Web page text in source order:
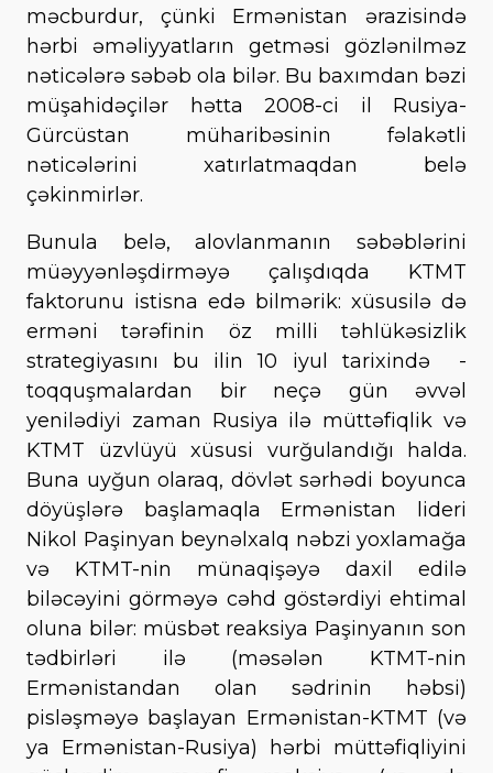
məcburdur, çünki Ermənistan ərazisində
hərbi əməliyyatların getməsi gözlənilməz
nəticələrə səbəb ola bilər. Bu baxımdan bəzi
müşahidəçilər hətta 2008-ci il Rusiya-
Gürcüstan müharibəsinin fəlakətli
nəticələrini xatırlatmaqdan belə
çəkinmirlər.
Bunula belə, alovlanmanın səbəblərini
müəyyənləşdirməyə çalışdıqda KTMT
faktorunu istisna edə bilmərik: xüsusilə də
erməni tərəfinin öz milli təhlükəsizlik
strategiyasını bu ilin 10 iyul tarixində -
toqquşmalardan bir neçə gün əvvəl
yenilədiyi zaman Rusiya ilə müttəfiqlik və
KTMT üzvlüyü xüsusi vurğulandığı halda.
Buna uyğun olaraq, dövlət sərhədi boyunca
döyüşlərə başlamaqla Ermənistan lideri
Nikol Paşinyan beynəlxalq nəbzi yoxlamağa
və KTMT-nin münaqişəyə daxil edilə
biləcəyini görməyə cəhd göstərdiyi ehtimal
oluna bilər: müsbət reaksiya Paşinyanın son
tədbirləri ilə (məsələn KTMT-nin
Ermənistandan olan sədrinin həbsi)
pisləşməyə başlayan Ermənistan-KTMT (və
ya Ermənistan-Rusiya) hərbi müttəfiqliyini